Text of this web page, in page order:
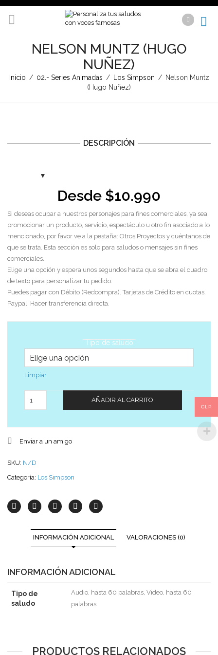
NELSON MUNTZ (HUGO
NUÑEZ)
Inicio / 02.- Series Animadas / Los Simpson / Nelson Muntz
(Hugo Nuñez)
DESCRIPCIÓN
Desde $10.990
Si deseas ocupar a nuestros personajes para fines comerciales, ya sea
promocionar un producto, servicio, espectáculo u otro fin asociado a lo
mencionado, por favor ve a la pestaña: Otros Proyectos y cuéntanos de
que se trata. Esta sección es solo para saludos o mensajes sin fines
comerciales.
Elige una opción y espera unos segundos hasta que se abra el cuadro
de texto para personalizar tu pedido.
Puedes pagar con Débito (Redcompra). Tarjetas de Crédito en cuotas.
Paypal. Hacer transferencia directa.
Tipo de saludo
Limpiar
AÑADIR AL CARRITO
Enviar a un amigo
SKU: N/D
Categoría: Los Simpson
INFORMACIÓN ADICIONAL VALORACIONES (0)
INFORMACIÓN ADICIONAL
Tipo de
saludo
Audio, hasta 60 palabras, Video, hasta 60
palabras
PRODUCTOS RELACIONADOS
CLP